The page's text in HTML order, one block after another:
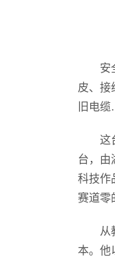
安
皮、接
旧电
这
台，由
科技作
赛道零
从
本。他